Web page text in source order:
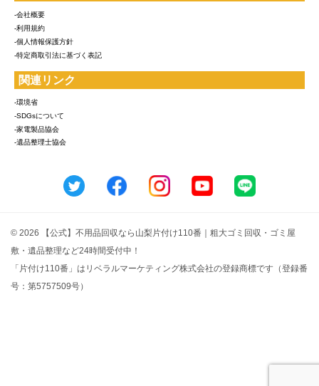
-会社概要
-利用規約
-個人情報保護方針
-特定商取引法に基づく表記
関連リンク
-環境省
-SDGsについて
-家電製品協会
-遺品整理士協会
© 2026 【公式】不用品回収なら山梨片付け110番｜粗大ゴミ回収・ゴミ屋
敷・遺品整理など24時間受付中！
「片付け110番」はリベラルマーケティング株式会社の登録商標です（登録番
号：第5757509号）